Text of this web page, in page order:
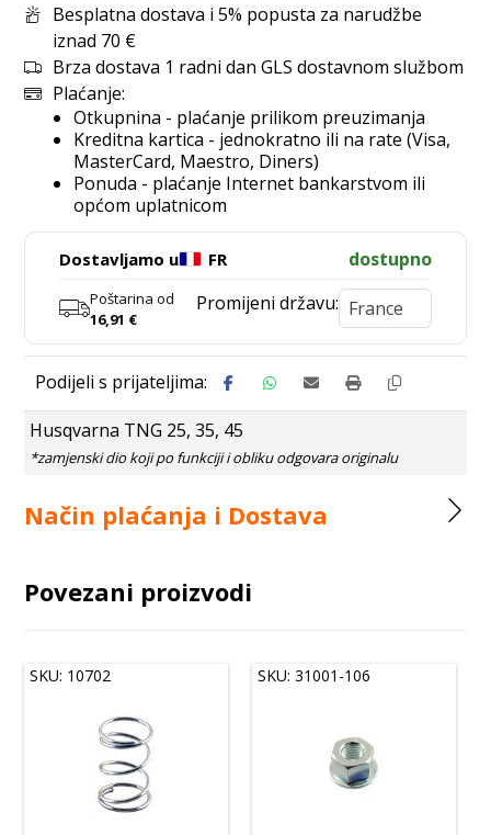
Besplatna dostava i 5% popusta za narudžbe
iznad 70 €
Brza dostava 1 radni dan GLS dostavnom službom
Plaćanje:
Otkupnina - plaćanje prilikom preuzimanja
Kreditna kartica - jednokratno ili na rate (Visa,
MasterCard, Maestro, Diners)
Ponuda - plaćanje Internet bankarstvom ili
općom uplatnicom
Dostavljamo u FR dostupno
Poštarina od
16,91 €
Promijeni državu:
Husqvarna TNG 25, 35, 45
Način plaćanja i Dostava
Povezani proizvodi
SKU: 10702 SKU: 31001-106